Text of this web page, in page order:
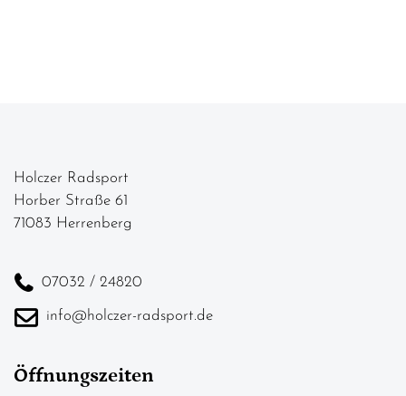
Holczer Radsport
Horber Straße 61
71083 Herrenberg
07032 / 24820
info@holczer-radsport.de
Öffnungszeiten